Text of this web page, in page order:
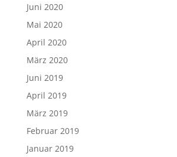
Juni 2020
Mai 2020
April 2020
März 2020
Juni 2019
April 2019
März 2019
Februar 2019
Januar 2019